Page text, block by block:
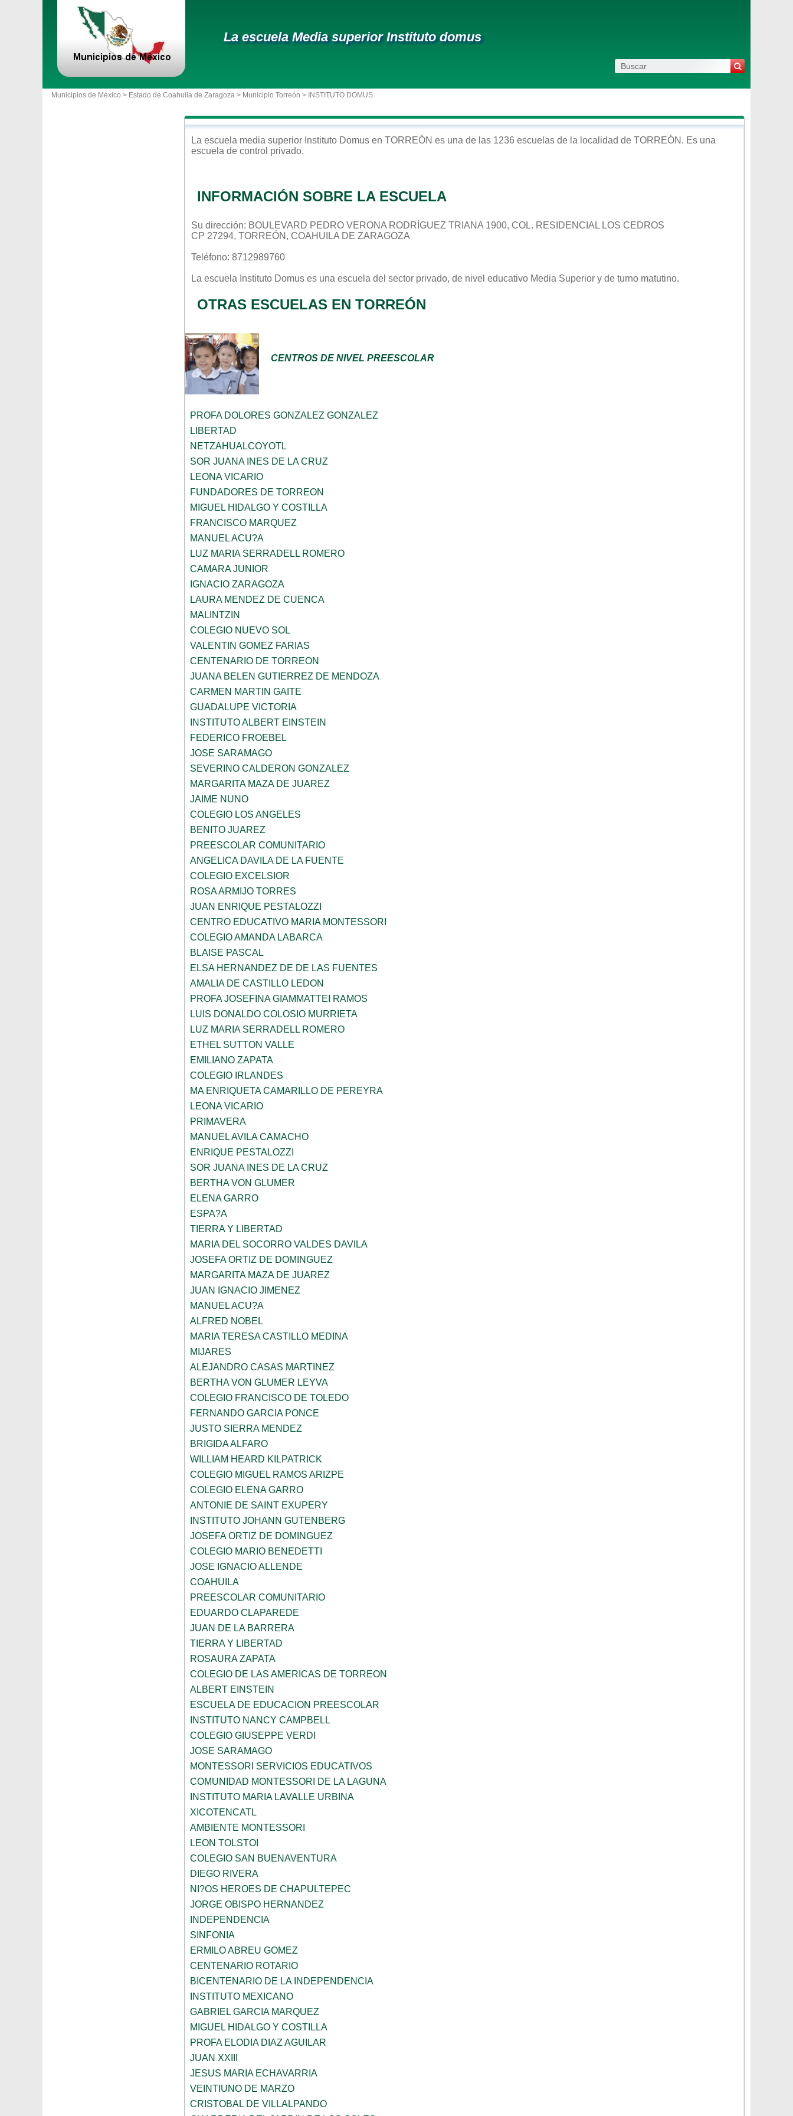
La escuela Media superior Instituto domus
Municipios de México > Estado de Coahuila de Zaragoza > Municipio Torreón > INSTITUTO DOMUS
La escuela media superior Instituto Domus en TORREÓN es una de las 1236 escuelas de la localidad de TORREÓN . Es una
escuela de control privado.
INFORMACIÓN SOBRE LA ESCUELA
Su dirección: BOULEVARD PEDRO VERONA RODRÍGUEZ TRIANA 1900, COL. RESIDENCIAL LOS CEDROS
CP 27294, TORREÓN, COAHUILA DE ZARAGOZA
Teléfono: 8712989760
La escuela Instituto Domus es una escuela del sector privado, de nivel educativo Media Superior y de turno matutino.
OTRAS ESCUELAS EN TORREÓN
CENTROS DE NIVEL PREESCOLAR
PROFA DOLORES GONZALEZ GONZALEZ
LIBERTAD
NETZAHUALCOYOTL
SOR JUANA INES DE LA CRUZ
LEONA VICARIO
FUNDADORES DE TORREON
MIGUEL HIDALGO Y COSTILLA
FRANCISCO MARQUEZ
MANUEL ACU?A
LUZ MARIA SERRADELL ROMERO
CAMARA JUNIOR
IGNACIO ZARAGOZA
LAURA MENDEZ DE CUENCA
MALINTZIN
COLEGIO NUEVO SOL
VALENTIN GOMEZ FARIAS
CENTENARIO DE TORREON
JUANA BELEN GUTIERREZ DE MENDOZA
CARMEN MARTIN GAITE
GUADALUPE VICTORIA
INSTITUTO ALBERT EINSTEIN
FEDERICO FROEBEL
JOSE SARAMAGO
SEVERINO CALDERON GONZALEZ
MARGARITA MAZA DE JUAREZ
JAIME NUNO
COLEGIO LOS ANGELES
BENITO JUAREZ
PREESCOLAR COMUNITARIO
ANGELICA DAVILA DE LA FUENTE
COLEGIO EXCELSIOR
ROSA ARMIJO TORRES
JUAN ENRIQUE PESTALOZZI
CENTRO EDUCATIVO MARIA MONTESSORI
COLEGIO AMANDA LABARCA
BLAISE PASCAL
ELSA HERNANDEZ DE DE LAS FUENTES
AMALIA DE CASTILLO LEDON
PROFA JOSEFINA GIAMMATTEI RAMOS
LUIS DONALDO COLOSIO MURRIETA
LUZ MARIA SERRADELL ROMERO
ETHEL SUTTON VALLE
EMILIANO ZAPATA
COLEGIO IRLANDES
MA ENRIQUETA CAMARILLO DE PEREYRA
LEONA VICARIO
PRIMAVERA
MANUEL AVILA CAMACHO
ENRIQUE PESTALOZZI
SOR JUANA INES DE LA CRUZ
BERTHA VON GLUMER
ELENA GARRO
ESPA?A
TIERRA Y LIBERTAD
MARIA DEL SOCORRO VALDES DAVILA
JOSEFA ORTIZ DE DOMINGUEZ
MARGARITA MAZA DE JUAREZ
JUAN IGNACIO JIMENEZ
MANUEL ACU?A
ALFRED NOBEL
MARIA TERESA CASTILLO MEDINA
MIJARES
ALEJANDRO CASAS MARTINEZ
BERTHA VON GLUMER LEYVA
COLEGIO FRANCISCO DE TOLEDO
FERNANDO GARCIA PONCE
JUSTO SIERRA MENDEZ
BRIGIDA ALFARO
WILLIAM HEARD KILPATRICK
COLEGIO MIGUEL RAMOS ARIZPE
COLEGIO ELENA GARRO
ANTONIE DE SAINT EXUPERY
INSTITUTO JOHANN GUTENBERG
JOSEFA ORTIZ DE DOMINGUEZ
COLEGIO MARIO BENEDETTI
JOSE IGNACIO ALLENDE
COAHUILA
PREESCOLAR COMUNITARIO
EDUARDO CLAPAREDE
JUAN DE LA BARRERA
TIERRA Y LIBERTAD
ROSAURA ZAPATA
COLEGIO DE LAS AMERICAS DE TORREON
ALBERT EINSTEIN
ESCUELA DE EDUCACION PREESCOLAR
INSTITUTO NANCY CAMPBELL
COLEGIO GIUSEPPE VERDI
JOSE SARAMAGO
MONTESSORI SERVICIOS EDUCATIVOS
COMUNIDAD MONTESSORI DE LA LAGUNA
INSTITUTO MARIA LAVALLE URBINA
XICOTENCATL
AMBIENTE MONTESSORI
LEON TOLSTOI
COLEGIO SAN BUENAVENTURA
DIEGO RIVERA
NI?OS HEROES DE CHAPULTEPEC
JORGE OBISPO HERNANDEZ
INDEPENDENCIA
SINFONIA
ERMILO ABREU GOMEZ
CENTENARIO ROTARIO
BICENTENARIO DE LA INDEPENDENCIA
INSTITUTO MEXICANO
GABRIEL GARCIA MARQUEZ
MIGUEL HIDALGO Y COSTILLA
PROFA ELODIA DIAZ AGUILAR
JUAN XXIII
JESUS MARIA ECHAVARRIA
VEINTIUNO DE MARZO
CRISTOBAL DE VILLALPANDO